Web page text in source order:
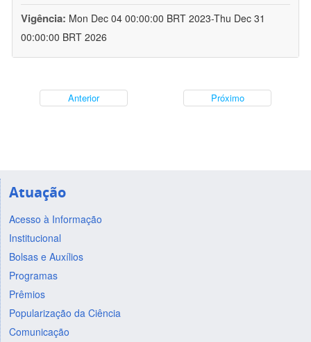
Vigência: Mon Dec 04 00:00:00 BRT 2023-Thu Dec 31
00:00:00 BRT 2026
Anterior Próximo
Atuação
Acesso à Informação
Institucional
Bolsas e Auxílios
Programas
Prêmios
Popularização da Ciência
Comunicação